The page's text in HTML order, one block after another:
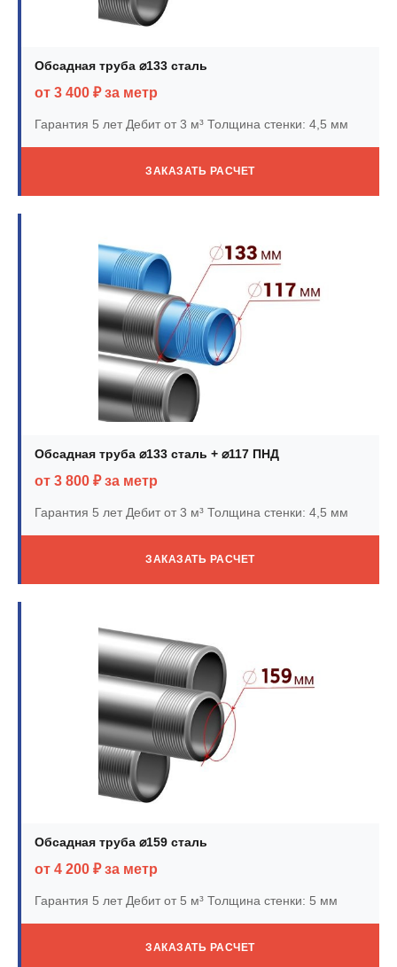
Обсадная труба ⌀133 сталь
от 3 400 ₽ за метр
Гарантия 5 летДебит от 3 м³ Толщина стенки: 4,5 мм
ЗАКАЗАТЬ РАСЧЕТ
Обсадная труба ⌀133 сталь + ⌀117 ПНД
от 3 800 ₽ за метр
Гарантия 5 летДебит от 3 м³ Толщина стенки: 4,5 мм
ЗАКАЗАТЬ РАСЧЕТ
Обсадная труба ⌀159 сталь
от 4 200 ₽ за метр
Гарантия 5 летДебит от 5 м³ Толщина стенки: 5 мм
ЗАКАЗАТЬ РАСЧЕТ